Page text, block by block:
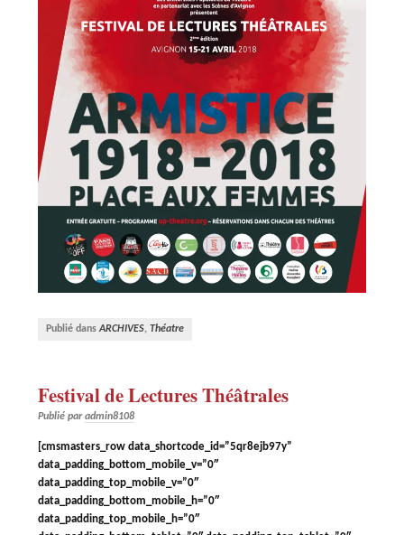
Publié dansARCHIVES,Théatre
Festival de Lectures Théâtrales
Publié paradmin8108
[cmsmasters_row data_shortcode_id=”5qr8ejb97y”
data_padding_bottom_mobile_v=”0″
data_padding_top_mobile_v=”0″
data_padding_bottom_mobile_h=”0″
data_padding_top_mobile_h=”0″